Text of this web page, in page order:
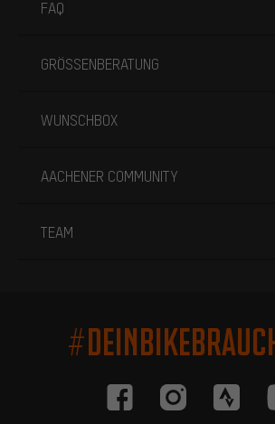
FAQ
GRÖSSENBERATUNG
WUNSCHBOX
AACHENER COMMUNITY
TEAM